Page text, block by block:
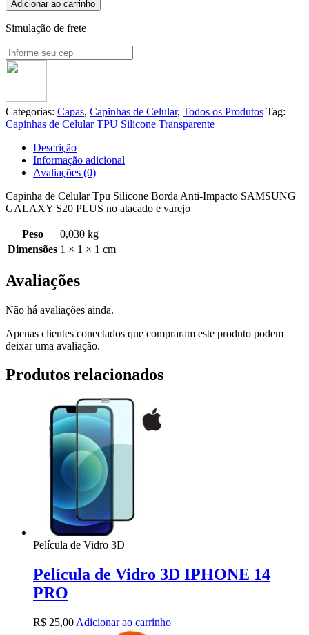
Adicionar ao carrinho
Simulação de frete
Categorias: Capas, Capinhas de Celular, Todos os Produtos Tag:
Capinhas de Celular TPU Silicone Transparente
Descrição
Informação adicional
Avaliações (0)
Capinha de Celular Tpu Silicone Borda Anti-Impacto SAMSUNG
GALAXY S20 PLUS no atacado e varejo
Peso
0,030 kg
Dimensões 1 × 1 × 1 cm
Avaliações
Não há avaliações ainda.
Apenas clientes conectados que compraram este produto podem
deixar uma avaliação.
Produtos relacionados
Película de Vidro 3D
Película de Vidro 3D IPHONE 14
PRO
R$ 25,00 Adicionar ao carrinho